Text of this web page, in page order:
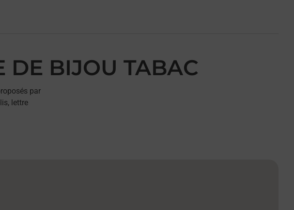
BIJOU TABAC
par
lettre